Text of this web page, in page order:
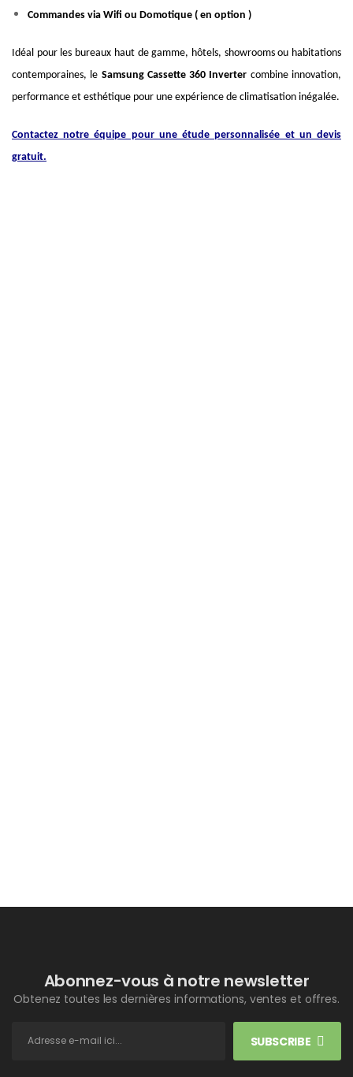
Commandes via Wifi ou Domotique ( en option )
Idéal pour les bureaux haut de gamme, hôtels, showrooms ou habitations
contemporaines, le Samsung Cassette 360 Inverter combine innovation,
performance et esthétique pour une expérience de climatisation inégalée.
Contactez notre équipe pour une étude personnalisée et un devis
gratuit.
Abonnez-vous à notre newsletter
Obtenez toutes les dernières informations, ventes et offres.
SUBSCRIBE